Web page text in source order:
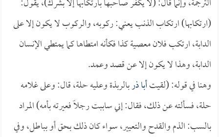
(ارتكابها) ارتكاب الذنب يعني: ركوبه، والركوب لا يكون إلا على
الدابة، ارتكب فلان معصية كذا فكأنه امتطاها كما يمتطي الإنسان
الدابة، وهذا لا يكون إلا عن قصد وعمد.
وهنا في قوله: (لقيتأبا ذربالربذة وعليه حلة، قال: وعلى غلامه
حلة، فسألته عن ذلك، فقال: إني ساببت رجلاً فعيرته بأمه) المراد
بالسب: الذم والقدح والتعيير، سواء كان ذلك بحق أو بباطل، وفي